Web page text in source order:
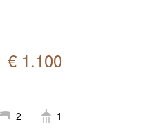
€ 1.100
2
1